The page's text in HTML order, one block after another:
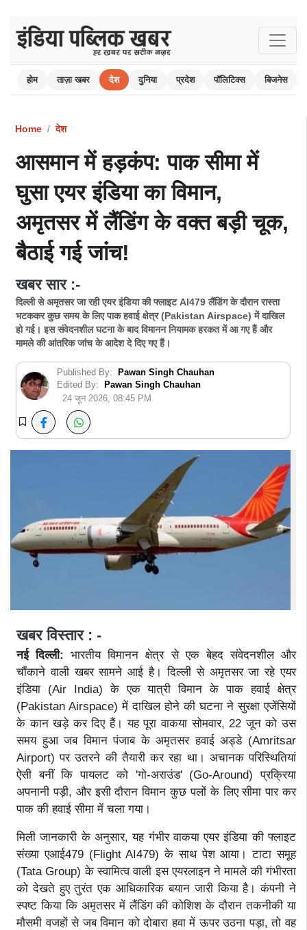
होम ताज़ा खबर देश दुनिया प्रदेश पॉलिटिक्स बिजनेस
Home देश
आसमान में हड़कंप: पाक सीमा में
घुसा एयर इंडिया का विमान,
अमृतसर में लैंडिंग के वक्त बड़ी चूक,
बैठाई गई जांच!
खबर सार :-
दिल्ली से अमृतसर जा रही एयर इंडिया की फ्लाइट AI479 लैंडिंग के दौरान रास्ता
भटककर कुछ समय के लिए पाक हवाई क्षेत्र (Pakistan Airspace) में दाखिल
हो गई। इस संवेदनशील घटना के बाद विमानन नियामक हरकत में आ गए हैं और
मामले की आंतरिक जांच के आदेश दे दिए गए हैं।
Published By:
Pawan Singh Chauhan
Edited By:
Pawan Singh Chauhan
24 जून 2026, 08:45 PM
खबर विस्तार : -
नई दिल्ली:भारतीय विमानन क्षेत्र से एक बेहद संवेदनशील और
चौंकाने वाली खबर सामने आई है। दिल्ली से अमृतसर जा रहे एयर
इंडिया (Air India) के एक यात्री विमान के पाक हवाई क्षेत्र
(Pakistan Airspace) में दाखिल होने की घटना ने सुरक्षा एजेंसियों
के कान खड़े कर दिए हैं। यह पूरा वाकया सोमवार, 22 जून को उस
समय हुआ जब विमान पंजाब के अमृतसर हवाई अड्डे (Amritsar
Airport) पर उतरने की तैयारी कर रहा था। अचानक परिस्थितियां
ऐसी बनीं कि पायलट को 'गो-अराउंड' (Go-Around) प्रक्रिया
अपनानी पड़ी, और इसी दौरान विमान कुछ पलों के लिए सीमा पार कर
पाक की हवाई सीमा में चला गया।
मिली जानकारी के अनुसार, यह गंभीर वाकया एयर इंडिया की फ्लाइट
संख्या एआई479 (Flight AI479) के साथ पेश आया। टाटा समूह
(Tata Group) के स्वामित्व वाली इस एयरलाइन ने मामले की गंभीरता
को देखते हुए तुरंत एक आधिकारिक बयान जारी किया है। कंपनी ने
स्पष्ट किया कि अमृतसर में लैंडिंग की कोशिश के दौरान तकनीकी या
मौसमी वजहों से जब विमान को दोबारा हवा में ऊपर उठना पड़ा, तो वह